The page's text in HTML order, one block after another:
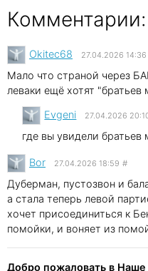
Комментарии:
Okitec68 27.04.2026 14:36
Мало что страной через
леваки ещё хотят
Evgeni 27.04.2026
где вы увидели братьев
Bor 27.04.2026 18:59 #
Дуберман, пустозвон и
а стала теперь левой
хочет присоединиться к
помойки, и воняет из
Добро пожаловать в Наше